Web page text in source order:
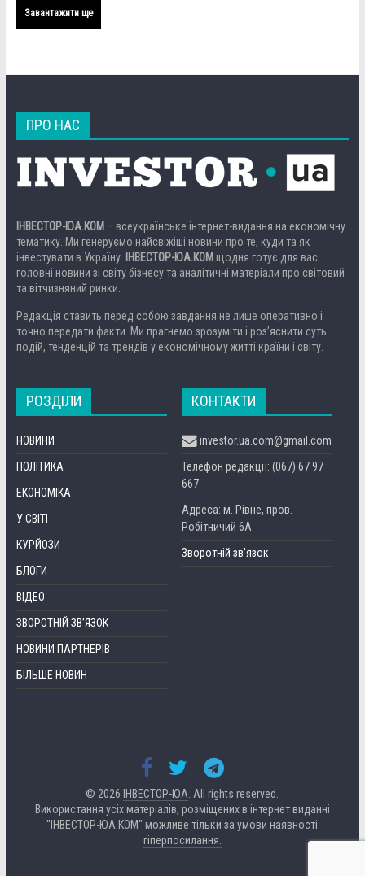
Завантажити ще
ПРО НАС
ІНВЕСТОР-ЮА.КОМ – всеукраїнське інтернет-видання на економічну
тематику. Ми генеруємо найсвіжіші новини про те, куди та як
інвестувати в Україну.
ІНВЕСТОР-ЮА.КОМ щодня готує для вас
головні новини зі світу бізнесу та аналітичні матеріали про світовий
та вітчизняний ринки.
Редакція ставить перед собою завдання не лише оперативно і
точно передати факти. Ми прагнемо зрозуміти і роз’яснити суть
подій, тенденцій та трендів у економічному житті країни і світу.
РОЗДІЛИ
НОВИНИ
ПОЛІТИКА
ЕКОНОМІКА
У СВІТІ
КУРЙОЗИ
БЛОГИ
ВІДЕО
ЗВОРОТНІЙ ЗВ’ЯЗОК
НОВИНИ ПАРТНЕРІВ
БІЛЬШЕ НОВИН
КОНТАКТИ
investor.ua.com@gmail.com
Телефон редакції: (067) 67 97
667
Адреса: м. Рівне, пров.
Робітничий 6А
Зворотній зв’язок
© 2026 ІНВЕСТОР-ЮА . All rights reserved.
Використання усіх матеріалів, розміщених в інтернет виданні
"ІНВЕСТОР-ЮА.КОМ" можливе тільки за умови наявності
гіперпосилання.